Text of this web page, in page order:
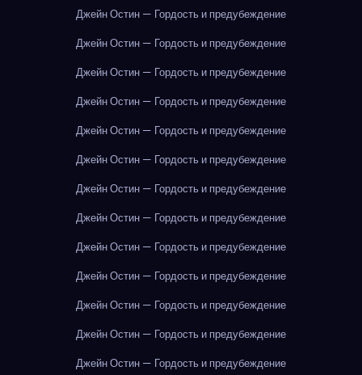
Джейн Остин — Гордость и предубеждение
Джейн Остин — Гордость и предубеждение
Джейн Остин — Гордость и предубеждение
Джейн Остин — Гордость и предубеждение
Джейн Остин — Гордость и предубеждение
Джейн Остин — Гордость и предубеждение
Джейн Остин — Гордость и предубеждение
Джейн Остин — Гордость и предубеждение
Джейн Остин — Гордость и предубеждение
Джейн Остин — Гордость и предубеждение
Джейн Остин — Гордость и предубеждение
Джейн Остин — Гордость и предубеждение
Джейн Остин — Гордость и предубеждение